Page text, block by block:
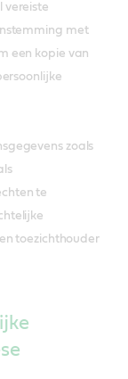
vereiste
met
een kopie van
zoals
te
toezichthouder